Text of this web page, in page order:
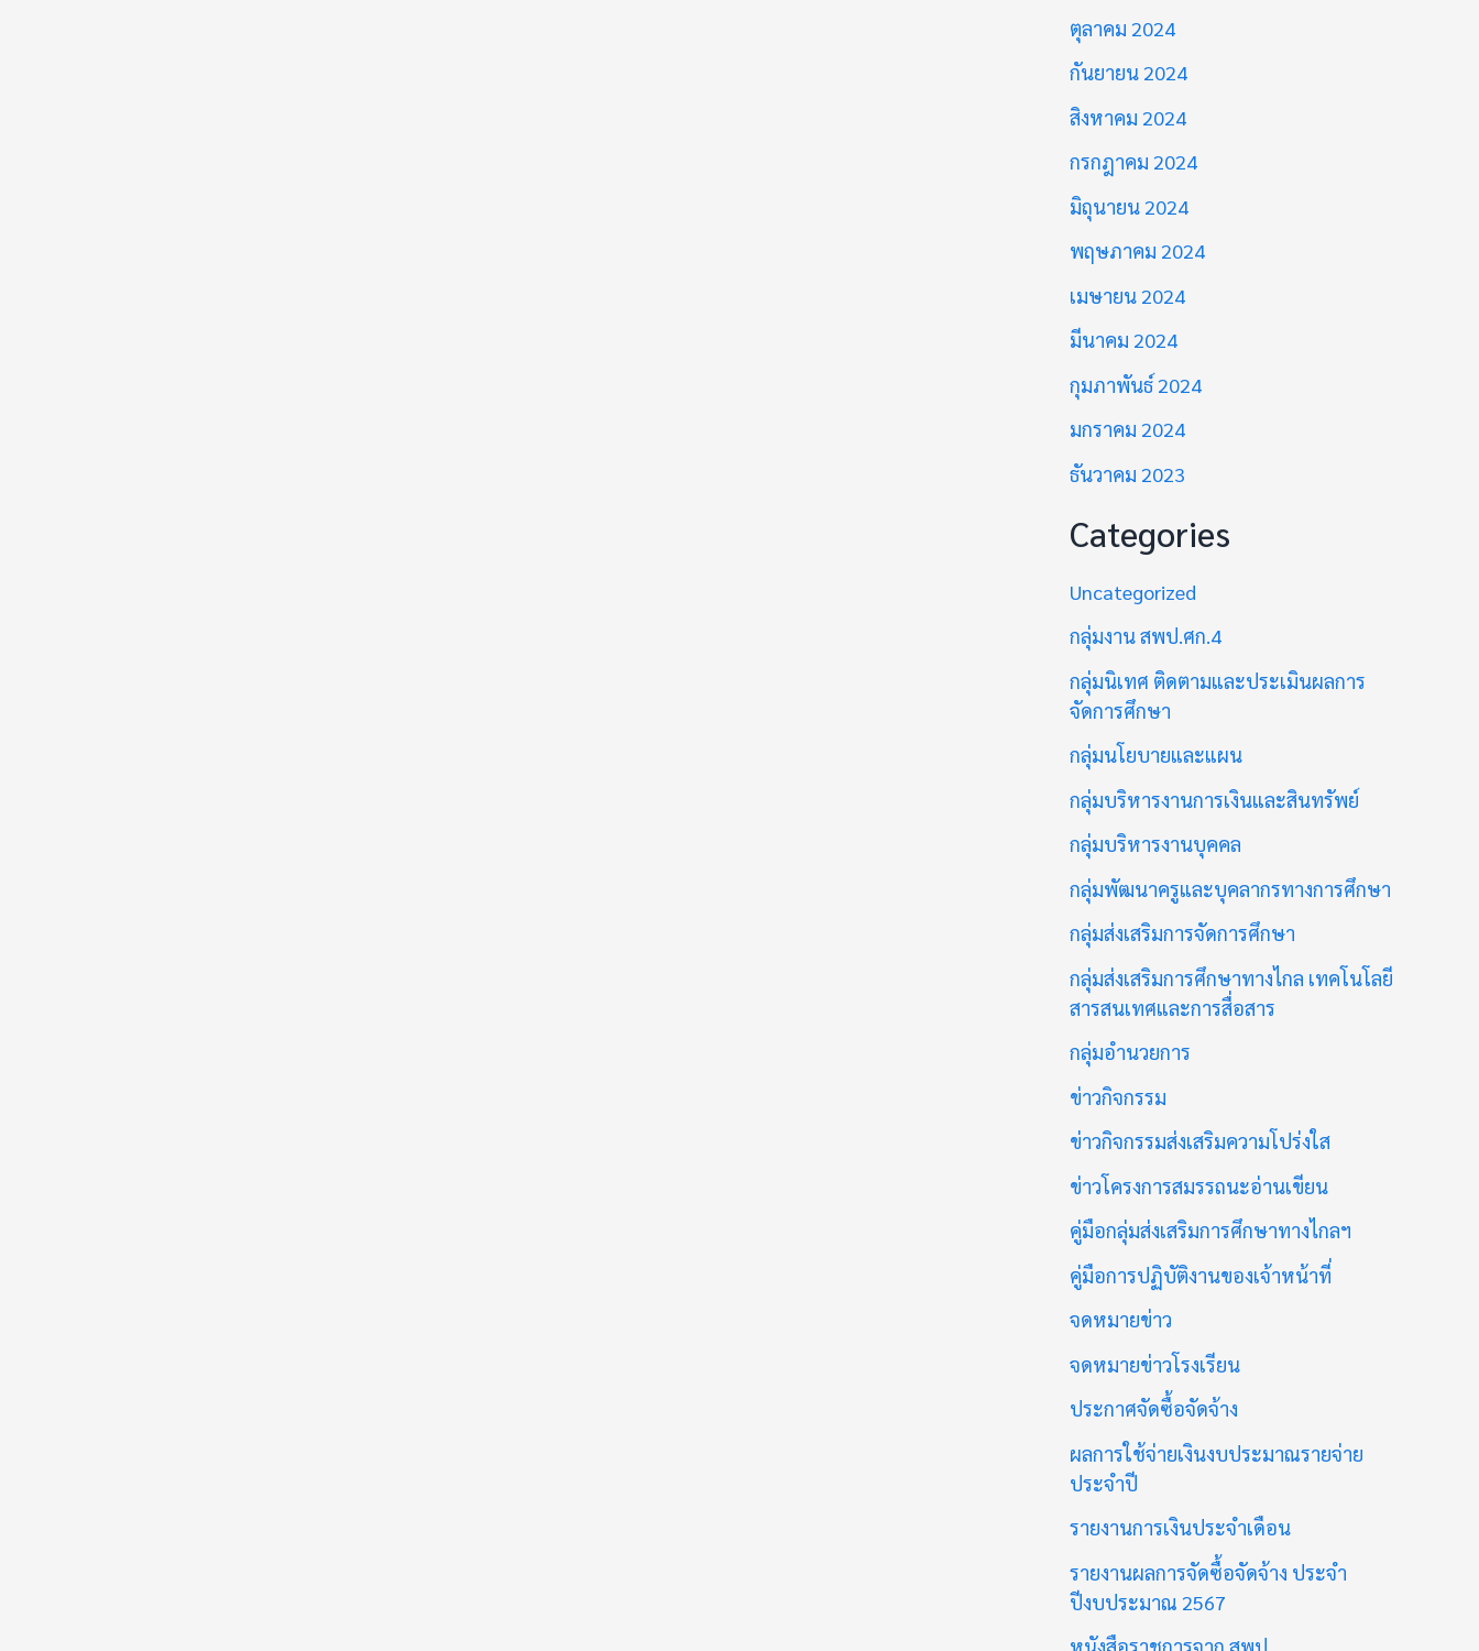
ตุลาคม 2024
กันยายน 2024
สิงหาคม 2024
กรกฎาคม 2024
มิถุนายน 2024
พฤษภาคม 2024
เมษายน 2024
มีนาคม 2024
กุมภาพันธ์ 2024
มกราคม 2024
ธันวาคม 2023
Categories
Uncategorized
กลุ่มงาน สพป.ศก.4
กลุ่มนิเทศ ติดตามและประเมินผลการ
จัดการศึกษา
กลุ่มนโยบายและแผน
กลุ่มบริหารงานการเงินและสินทรัพย์
กลุ่มบริหารงานบุคคล
กลุ่มพัฒนาครูและบุคลากรทางการศึกษา
กลุ่มส่งเสริมการจัดการศึกษา
กลุ่มส่งเสริมการศึกษาทางไกล เทคโนโลยี
สารสนเทศและการสื่อสาร
กลุ่มอำนวยการ
ข่าวกิจกรรม
ข่าวกิจกรรมส่งเสริมความโปร่งใส
ข่าวโครงการสมรรถนะอ่านเขียน
คู่มือกลุ่มส่งเสริมการศึกษาทางไกลฯ
คู่มือการปฏิบัติงานของเจ้าหน้าที่
จดหมายข่าว
จดหมายข่าวโรงเรียน
ประกาศจัดซื้อจัดจ้าง
ผลการใช้จ่ายเงินงบประมาณรายจ่าย
ประจำปี
รายงานการเงินประจำเดือน
รายงานผลการจัดซื้อจัดจ้าง ประจำ
ปีงบประมาณ 2567